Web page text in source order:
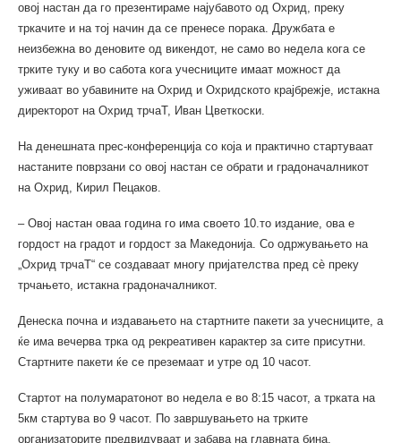
овој настан да го презентираме најубавото од Охрид, преку
тркачите и на тој начин да се пренесе порака. Дружбата е
неизбежна во деновите од викендот, не само во недела кога се
трките туку и во сабота кога учесниците имаат можност да
уживаат во убавините на Охрид и Охридското крајбрежје, истакна
директорот на Охрид трчаТ, Иван Цветкоски.
На денешната прес-конференција со која и практично стартуваат
настаните поврзани со овој настан се обрати и градоначалникот
на Охрид, Кирил Пецаков.
– Овој настан оваа година го има своето 10.то издание, ова е
гордост на градот и гордост за Македонија. Со одржувањето на
„Охрид трчаТ“ се создаваат многу пријателства пред сè преку
трчањето, истакна градоначалникот.
Денеска почна и издавањето на стартните пакети за учесниците, а
ќе има вечерва трка од рекреативен карактер за сите присутни.
Стартните пакети ќе се преземаат и утре од 10 часот.
Стартот на полумаратонот во недела е во 8:15 часот, а трката на
5км стартува во 9 часот. По завршувањето на трките
организаторите предвидуваат и забава на главната бина.